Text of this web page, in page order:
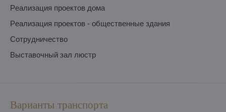
Pеализация проектов дома
Pеализация проектов - общественные здания
Сотрудничество
Выставочный зал люстр
Варианты транспорта